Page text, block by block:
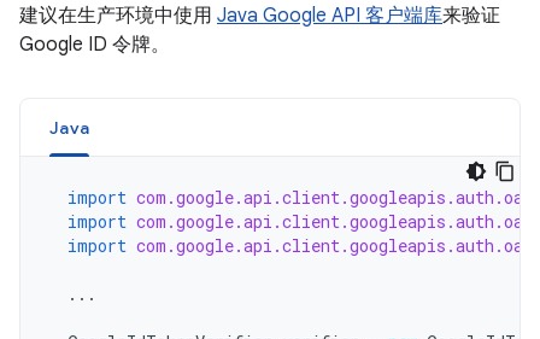
建议在生产环境中使用 Java Google API 客户端库来验证
Google ID 令牌。
Java
import
import
import
...